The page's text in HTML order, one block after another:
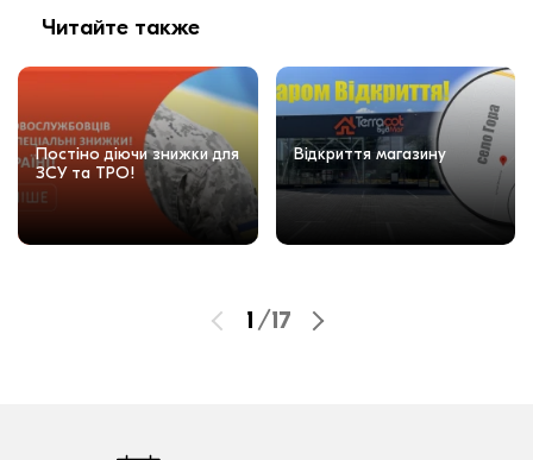
Читайте также
Постіно діючи знижки для
ЗСУ та ТРО!
Відкриття магазину
1 /17